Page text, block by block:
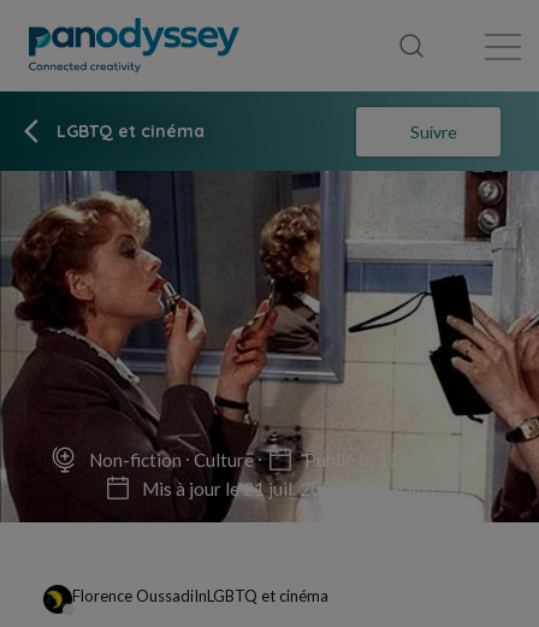
LGBTQ et cinéma Suivre
Non-fiction Culture
Publié le 21 juil. 2020
Mis à jour le 21 juil. 2020
4 min
Florence OussadiInLGBTQ et cinéma